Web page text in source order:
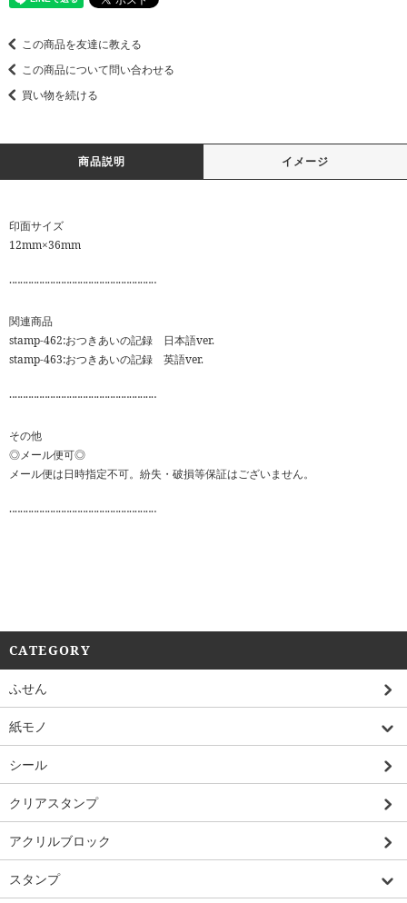
この商品を友達に教える
この商品について問い合わせる
買い物を続ける
商品説明 イメージ
印面サイズ
12mm×36mm
‥‥‥‥‥‥‥‥‥‥‥‥‥‥‥‥‥‥‥‥‥‥‥‥‥‥‥
関連商品
stamp-462:おつきあいの記録 日本語ver.
stamp-463:おつきあいの記録 英語ver.
‥‥‥‥‥‥‥‥‥‥‥‥‥‥‥‥‥‥‥‥‥‥‥‥‥‥‥
その他
◎メール便可◎
メール便は日時指定不可。紛失・破損等保証はございません。
‥‥‥‥‥‥‥‥‥‥‥‥‥‥‥‥‥‥‥‥‥‥‥‥‥‥‥
CATEGORY
ふせん
紙モノ
シール
クリアスタンプ
アクリルブロック
スタンプ